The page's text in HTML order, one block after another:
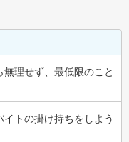
理せず、最低限のこと
トの掛け持ちをしよう